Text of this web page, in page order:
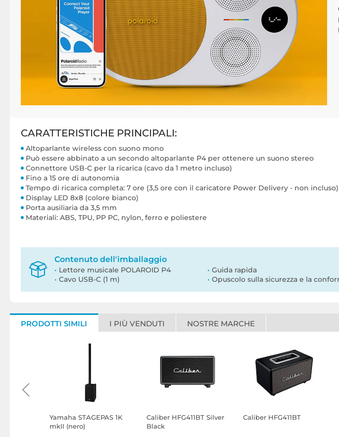
CARATTERISTICHE PRINCIPALI:
Altoparlante wireless con suono mono
Può essere abbinato a un secondo altoparlante P4 per ottenere un suono stereo
Connettore USB-C per la ricarica (cavo da 1 metro incluso)
Fino a 15 ore di autonomia
Tempo di ricarica completa: 7 ore (3,5 ore con il caricatore Power Delivery - non incluso)
Display LED 8x8 (colore bianco)
Porta ausiliaria da 3,5 mm
Materiali: ABS, TPU, PP PC, nylon, ferro e poliestere
Contenuto dell'imballaggio
Lettore musicale POLAROID P4
Cavo USB-C (1 m)
Guida rapida
Opuscolo sulla sicurezza e la
PRODOTTI SIMILI I PIÙ VENDUTI NOSTRE MARCHE
Yamaha STAGEPAS 1K
mkII (nero)
Caliber HFG411BT Silver
Black
Caliber HFG411BT